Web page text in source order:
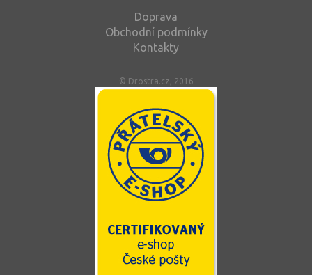
Doprava
Obchodní podmínky
Kontakty
© Drostra.cz, 2016